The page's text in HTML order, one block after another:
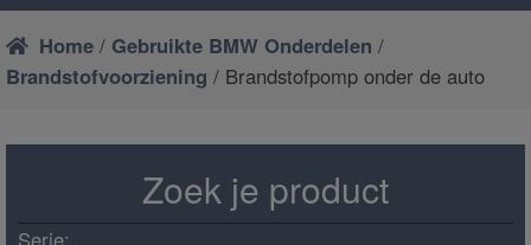
Home / Gebruikte BMW Onderdelen /
Brandstofvoorziening / Brandstofpomp onder de auto
Zoek je product